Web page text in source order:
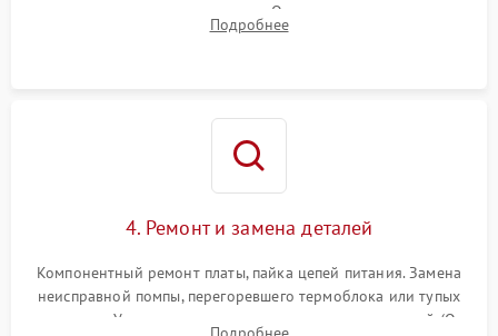
температуры и расходомера. Оценка степени износа
жерновов кофемолки, уплотнительных колец гидросистемы
Подробнее
4. Ремонт и замена деталей
Компонентный ремонт платы, пайка цепей питания. Замена
неисправной помпы, перегоревшего термоблока или тупых
жерновов. Установка новых силиконовых уплотнителей (O-